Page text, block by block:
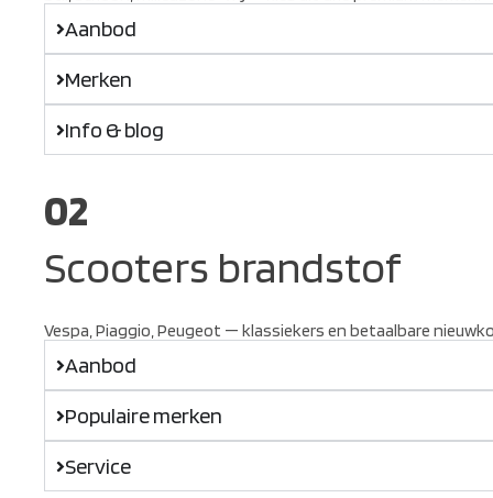
Aanbod
Merken
Info & blog
02
Scooters brandstof
Vespa, Piaggio, Peugeot — klassiekers en betaalbare
Aanbod
Populaire merken
Service